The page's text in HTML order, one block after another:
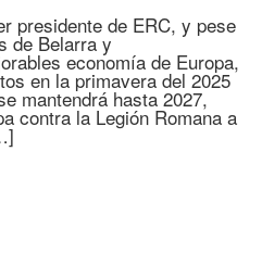
presidente de ERC, y pese
de Belarra y
economía de Europa,
en la primavera del 2025
mantendrá hasta 2027,
contra la Legión Romana a